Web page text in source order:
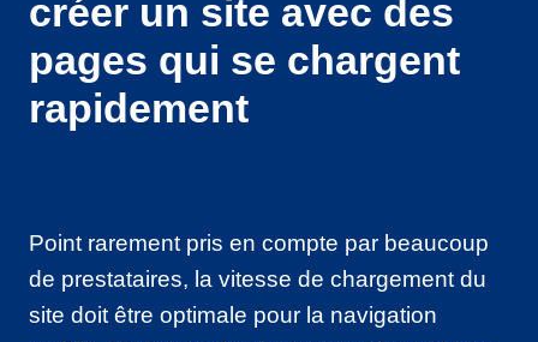
créer un site avec des
pages qui se chargent
rapidement
Point rarement pris en compte par beaucoup
de prestataires, la vitesse de chargement du
site doit être optimale pour la navigation